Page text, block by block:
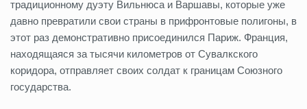
традиционному дуэту Вильнюса и Варшавы, которые уже
давно превратили свои страны в прифронтовые полигоны, в
этот раз демонстративно присоединился Париж. Франция,
находящаяся за тысячи километров от Сувалкского
коридора, отправляет своих солдат к границам Союзного
государства.